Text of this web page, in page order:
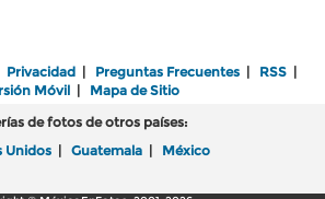
Privacidad | Preguntas Frecuentes | RSS |
Móvil| Mapa de Sitio
de fotos de otros países:
Unidos | Guatemala | México